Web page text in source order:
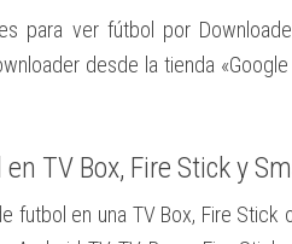
para ver fútbol por
desde la tienda
TV Box, Fire Stick y
futbol en una TV Box, Fire Stick